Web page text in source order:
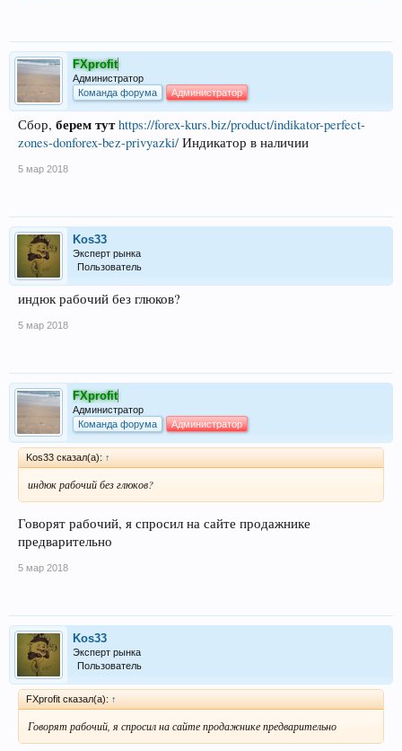
FXprofit
Администратор
Команда форума
Администратор
Сбор, берем тут https://forex-kurs.biz/product/indikator-perfect-
zones-donforex-bez-privyazki/ Индикатор в наличии
5 мар 2018
Kos33
Эксперт рынка
Пользователь
индюк рабочий без глюков?
5 мар 2018
FXprofit
Администратор
Команда форума
Администратор
Kos33 сказал(а): ↑
индюк рабочий без глюков?
Говорят рабочий, я спросил на сайте продажнике
предварительно
5 мар 2018
Kos33
Эксперт рынка
Пользователь
FXprofit сказал(а): ↑
Говорят рабочий, я спросил на сайте продажнике предварительно